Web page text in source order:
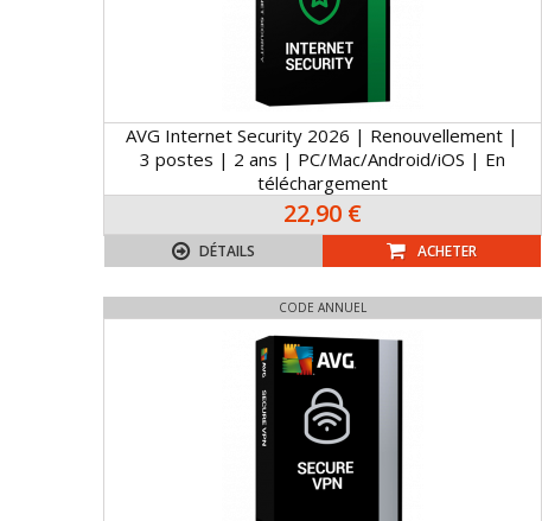
AVG Internet Security 2026 | Renouvellement |
3 postes | 2 ans | PC/Mac/Android/iOS | En
téléchargement
22,90 €
DÉTAILS ACHETER
CODE ANNUEL